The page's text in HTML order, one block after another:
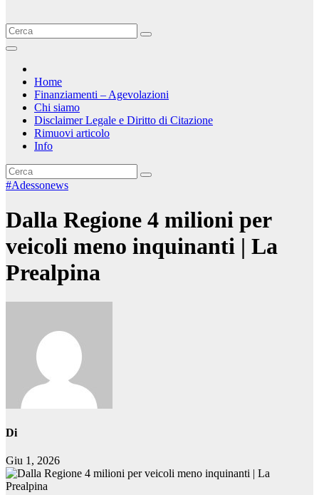
Home
Finanziamenti – Agevolazioni
Chi siamo
Disclaimer Legale e Diritto di Citazione
Rimuovi articolo
Info
#Adessonews
Dalla Regione 4 milioni per
veicoli meno inquinanti | La
Prealpina
Di
Giu 1, 2026